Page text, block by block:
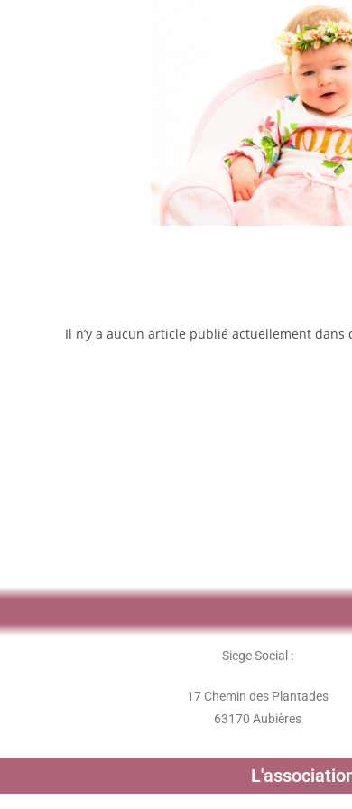
Il n’y a aucun article publié actuellement dans
Siege Social :
17 Chemin des Plantades
63170 Aubières